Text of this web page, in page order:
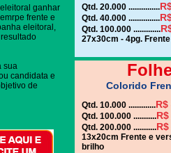
ganhar
frente e
eleitoral,
sua
candidata e
de
Qtd. 20.000 ...............
Qtd. 40.000 ...............
Qtd. 100.000 .............
27x30cm - 4pg.
Colorido
Qtd. 10.000 .............R$
Qtd. 100.000 ...........
Qtd. 200.000 ...........
13x20cm Frente e
brilho